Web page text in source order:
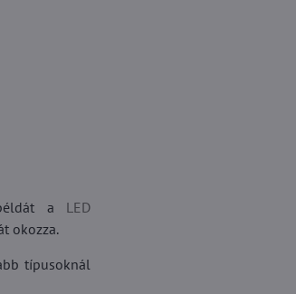
a LED
okozza.
típusoknál